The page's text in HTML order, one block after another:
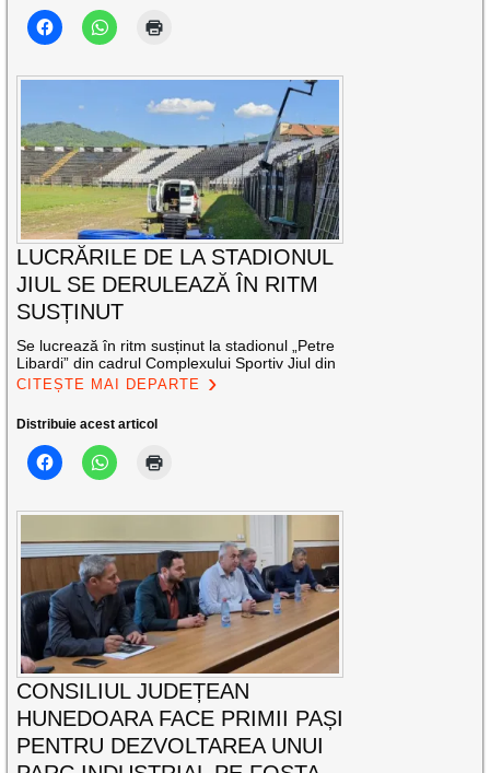
LUCRĂRILE DE LA STADIONUL
JIUL SE DERULEAZĂ ÎN RITM
SUSȚINUT
Se lucrează în ritm susținut la stadionul „Petre
Libardi” din cadrul Complexului Sportiv Jiul din
CITEȘTE MAI DEPARTE
Distribuie acest articol
CONSILIUL JUDEȚEAN
HUNEDOARA FACE PRIMII PAȘI
PENTRU DEZVOLTAREA UNUI